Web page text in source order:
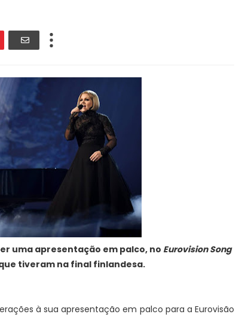
uma apresentação em palco, no Eurovision Song
tiveram na final finlandesa.
à sua apresentação em palco para a Eurovisão